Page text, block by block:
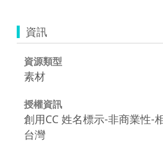
資訊
資源類型
素材
授權資訊
創用CC 姓名標示-非商業性-
台灣